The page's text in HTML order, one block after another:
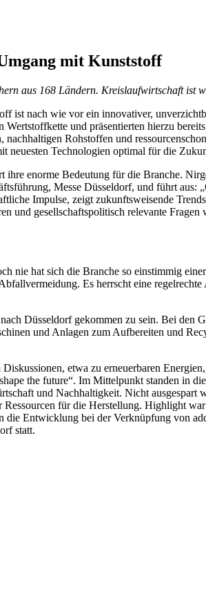
mit Kunststoff
aus 168 Ländern. Kreislaufwirtschaft ist
ist nach wie vor ein innovativer,
und präsentierten hierzu
Rohstoffen und
Technologien optimal für die
enorme Bedeutung für die Branche.
Messe Düsseldorf, und führt aus:
Impulse, zeigt zukunftsweisende
und gesellschaftspolitisch relevante
nie hat sich die Branche so einstimmig
Es herrscht eine
Düsseldorf gekommen zu sein. Bei den
und Anlagen zum Aufbereiten und
etwa zu erneuerbaren
the future“. Im Mittelpunkt standen in
und Nachhaltigkeit. Nicht
für die Herstellung. Highlight
die Entwicklung bei der Verknüpfung von
statt.